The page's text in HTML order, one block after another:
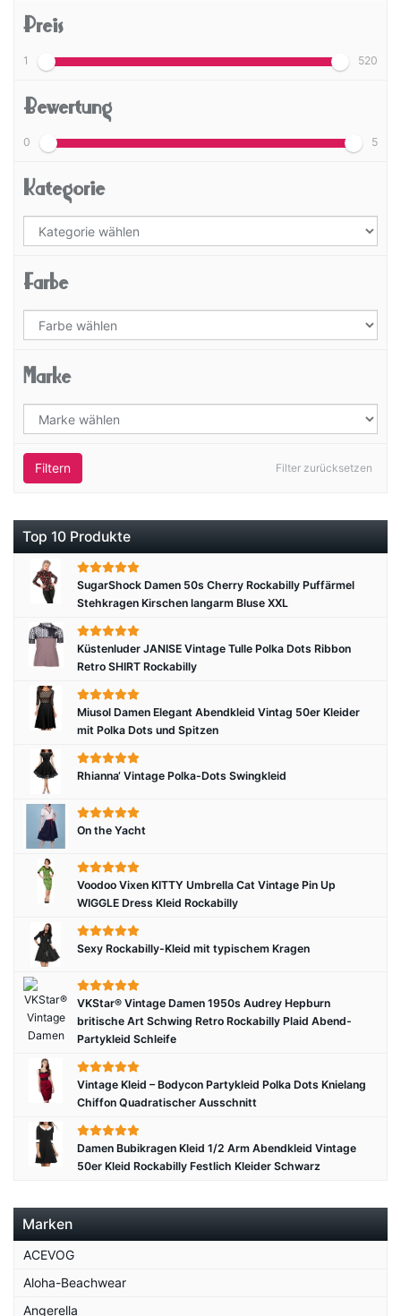
Preis
1 520
Bewertung
0 5
Kategorie
Farbe
Marke
Filter zurücksetzen
Filtern
Top 10 Produkte
SugarShock Damen 50s Cherry Rockabilly Puffärmel
Stehkragen Kirschen langarm Bluse XXL
Küstenluder JANISE Vintage Tulle Polka Dots Ribbon
Retro SHIRT Rockabilly
Miusol Damen Elegant Abendkleid Vintag 50er Kleider
mit Polka Dots und Spitzen
Rhianna‘ Vintage Polka-Dots Swingkleid
On the Yacht
Voodoo Vixen KITTY Umbrella Cat Vintage Pin Up
WIGGLE Dress Kleid Rockabilly
Sexy Rockabilly-Kleid mit typischem Kragen
VKStar® Vintage Damen 1950s Audrey Hepburn
britische Art Schwing Retro Rockabilly Plaid Abend-
Partykleid Schleife
Vintage Kleid – Bodycon Partykleid Polka Dots Knielang
Chiffon Quadratischer Ausschnitt
Damen Bubikragen Kleid 1/2 Arm Abendkleid Vintage
50er Kleid Rockabilly Festlich Kleider Schwarz
Marken
ACEVOG
Aloha-Beachwear
Angerella